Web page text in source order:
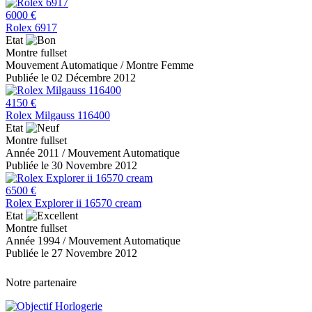
6000 €
Rolex 6917
Etat
Montre fullset
Mouvement Automatique / Montre Femme
Publiée le 02 Décembre 2012
4150 €
Rolex Milgauss 116400
Etat
Montre fullset
Année 2011 / Mouvement Automatique
Publiée le 30 Novembre 2012
6500 €
Rolex Explorer ii 16570 cream
Etat
Montre fullset
Année 1994 / Mouvement Automatique
Publiée le 27 Novembre 2012
Notre partenaire